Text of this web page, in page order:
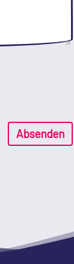
Absenden